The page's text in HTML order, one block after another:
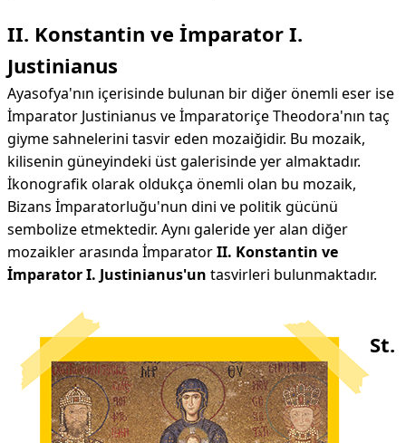
II. Konstantin ve İmparator I.
Justinianus
Ayasofya'nın içerisinde bulunan bir diğer önemli eser ise
İmparator Justinianus ve İmparatoriçe Theodora'nın taç
giyme sahnelerini tasvir eden mozaiğidir. Bu mozaik,
kilisenin güneyindeki üst galerisinde yer almaktadır.
İkonografik olarak oldukça önemli olan bu mozaik,
Bizans İmparatorluğu'nun dini ve politik gücünü
sembolize etmektedir. Aynı galeride yer alan diğer
mozaikler arasında İmparatorII. Konstantin ve
İmparator I. Justinianus'un tasvirleri bulunmaktadır.
St.